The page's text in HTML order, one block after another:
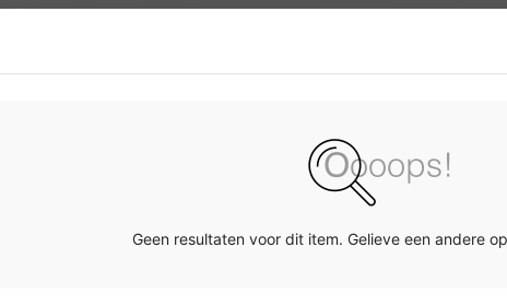
Geen resultaten voor dit item. Gelieve een andere